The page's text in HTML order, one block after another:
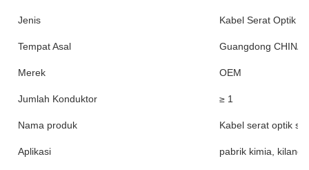
Jenis Kabel Serat Optik
Tempat Asal Guangdong CHINA
Merek OEM
Jumlah Konduktor ≥ 1
Nama produk Kabel serat optik
Aplikasi pabrik kimia, kilang